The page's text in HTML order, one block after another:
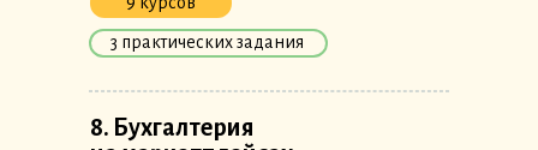
3 практических задания
8. Бухгалтерия